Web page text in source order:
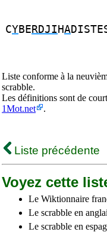
CYBE RDJI HA
Liste conforme à la
scrabble.
Les définitions sont de
1Mot.net
.
Liste précédente
Voyez cette
Le Wiktionnaire
Le scrabble en
Le scrabble en